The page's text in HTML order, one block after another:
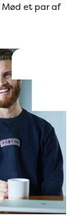
Mød et par af